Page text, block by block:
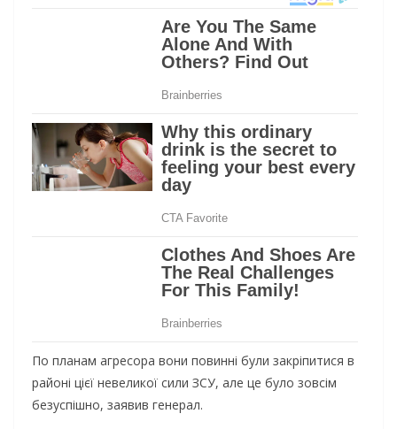
По планам агресора вони повинні були закріпитися в
районі цієї невеликої сили ЗСУ, але це було зовсім
безуспішно, заявив генерал.